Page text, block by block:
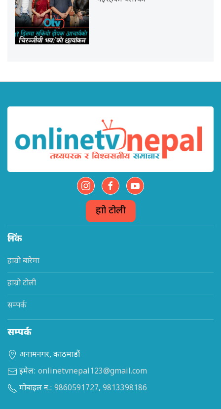
हाम्रो टोली
लिंक
हाम्रो बारेमा
हाम्रो टोली
सम्पर्क
सम्पर्क
अनामनगर, काठमाडौं
इमेल: onlinetvnepal123@gmail.com
मोबाइल न.: 9860591727, 9813398186